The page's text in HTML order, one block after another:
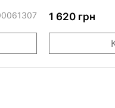
1 620 грн